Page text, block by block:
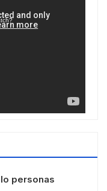
personas